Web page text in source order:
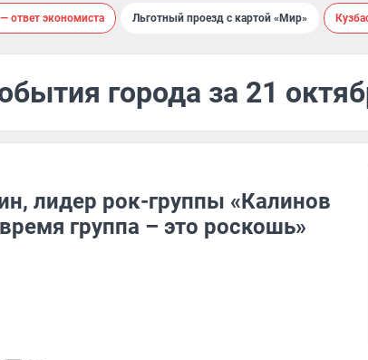
ответ экономиста Льготный проезд с картой «Мир»
города за 21
лидер рок-группы «Калинов
группа – это роскошь»